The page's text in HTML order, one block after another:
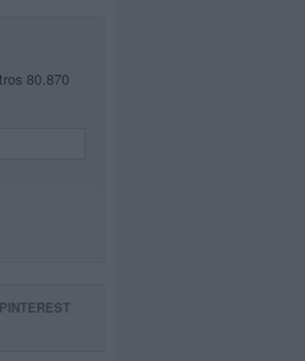
80.870